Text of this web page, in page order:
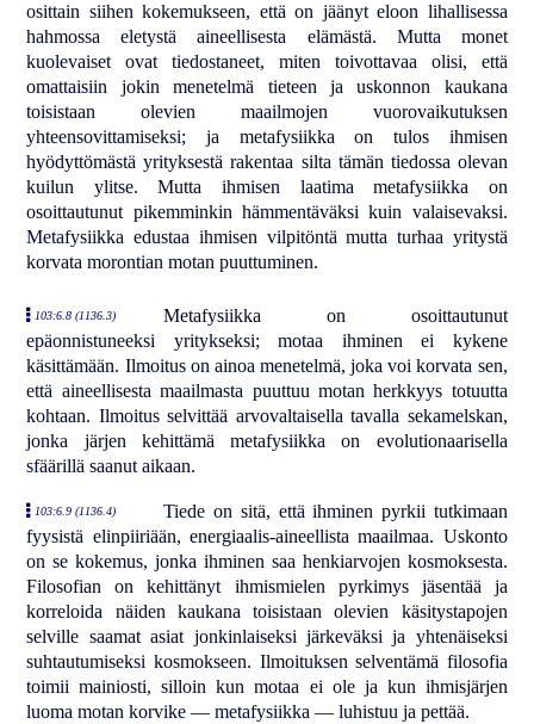
osittain siihen kokemukseen, että on jäänyt eloon lihallisessa
hahmossa eletystä aineellisesta elämästä. Mutta monet
kuolevaiset ovat tiedostaneet, miten toivottavaa olisi, että
omattaisiin jokin menetelmä tieteen ja uskonnon kaukana
toisistaan olevien maailmojen vuorovaikutuksen
yhteensovittamiseksi; ja metafysiikka on tulos ihmisen
hyödyttömästä yrityksestä rakentaa silta tämän tiedossa olevan
kuilun ylitse. Mutta ihmisen laatima metafysiikka on
osoittautunut pikemminkin hämmentäväksi kuin valaisevaksi.
Metafysiikka edustaa ihmisen vilpitöntä mutta turhaa yritystä
korvata morontian motan puuttuminen.
103:6.8 (1136.3)
Metafysiikka on osoittautunut
epäonnistuneeksi yritykseksi; motaa ihminen ei kykene
käsittämään. Ilmoitus on ainoa menetelmä, joka voi korvata sen,
että aineellisesta maailmasta puuttuu motan herkkyys totuutta
kohtaan. Ilmoitus selvittää arvovaltaisella tavalla sekamelskan,
jonka järjen kehittämä metafysiikka on evolutionaarisella
sfäärillä saanut aikaan.
103:6.9 (1136.4)
Tiede on sitä, että ihminen pyrkii tutkimaan
fyysistä elinpiiriään, energiaalis-aineellista maailmaa. Uskonto
on se kokemus, jonka ihminen saa henkiarvojen kosmoksesta.
Filosofian on kehittänyt ihmismielen pyrkimys jäsentää ja
korreloida näiden kaukana toisistaan olevien käsitystapojen
selville saamat asiat jonkinlaiseksi järkeväksi ja yhtenäiseksi
suhtautumiseksi kosmokseen. Ilmoituksen selventämä filosofia
toimii mainiosti, silloin kun motaa ei ole ja kun ihmisjärjen
luoma motan korvike — metafysiikka — luhistuu ja pettää.